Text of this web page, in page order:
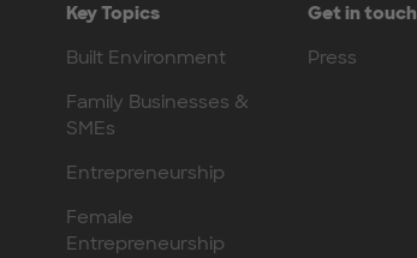
Key Topics
Built Environment
Family Businesses &
SMEs
Entrepreneurship
Female
Entrepreneurship
Get in touch
Press